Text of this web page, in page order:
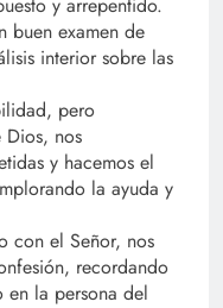
buen examen de
interior sobre las
pero
nos
y hacemos el
la ayuda y
con el Señor, nos
recordando
en la persona del